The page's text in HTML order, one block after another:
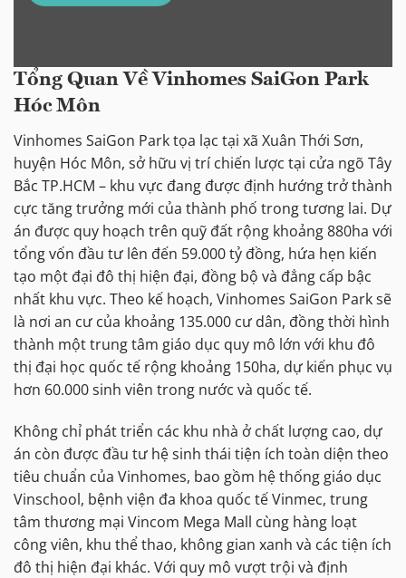
Tổng Quan Về Vinhomes SaiGon Park
Hóc Môn
Vinhomes SaiGon Park tọa lạc tại xã Xuân Thới Sơn,
huyện Hóc Môn, sở hữu vị trí chiến lược tại cửa ngõ Tây
Bắc TP.HCM – khu vực đang được định hướng trở thành
cực tăng trưởng mới của thành phố trong tương lai. Dự
án được quy hoạch trên quỹ đất rộng khoảng 880ha với
tổng vốn đầu tư lên đến 59.000 tỷ đồng, hứa hẹn kiến
tạo một đại đô thị hiện đại, đồng bộ và đẳng cấp bậc
nhất khu vực. Theo kế hoạch, Vinhomes SaiGon Park sẽ
là nơi an cư của khoảng 135.000 cư dân, đồng thời hình
thành một trung tâm giáo dục quy mô lớn với khu đô
thị đại học quốc tế rộng khoảng 150ha, dự kiến phục vụ
hơn 60.000 sinh viên trong nước và quốc tế.
Không chỉ phát triển các khu nhà ở chất lượng cao, dự
án còn được đầu tư hệ sinh thái tiện ích toàn diện theo
tiêu chuẩn của Vinhomes, bao gồm hệ thống giáo dục
Vinschool, bệnh viện đa khoa quốc tế Vinmec, trung
tâm thương mại Vincom Mega Mall cùng hàng loạt
công viên, khu thể thao, không gian xanh và các tiện ích
đô thị hiện đại khác. Với quy mô vượt trội và định